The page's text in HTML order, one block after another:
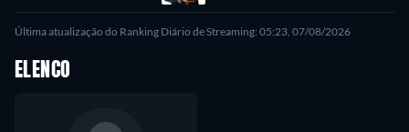
Flórida
Última atualização do Ranking Diário de Streaming: 05:23, 07/08/2026
ELENCO